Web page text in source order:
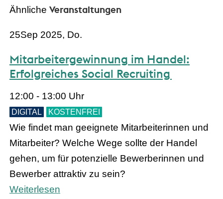
Ähnliche Veranstaltungen
25Sep 2025, Do.
Mitarbeitergewinnung im Handel:
Erfolgreiches Social Recruiting
12:00 - 13:00 Uhr
DIGITAL KOSTENFREI
Wie findet man geeignete Mitarbeiterinnen und
Mitarbeiter? Welche Wege sollte der Handel
gehen, um für potenzielle Bewerberinnen und
Bewerber attraktiv zu sein?
Weiterlesen